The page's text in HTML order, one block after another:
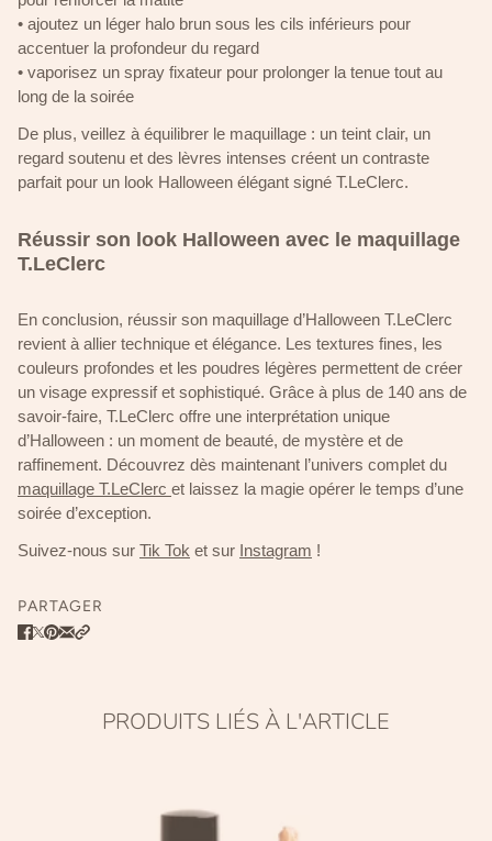
• ajoutez un léger halo brun sous les cils inférieurs pour
accentuer la profondeur du regard
• vaporisez un spray fixateur pour prolonger la tenue tout au
long de la soirée
De plus, veillez à équilibrer le maquillage : un teint clair, un
regard soutenu et des lèvres intenses créent un contraste
parfait pour un look Halloween élégant signé T.LeClerc.
Réussir son look Halloween avec le maquillage
T.LeClerc
En conclusion, réussir son maquillage d’Halloween T.LeClerc
revient à allier technique et élégance. Les textures fines, les
couleurs profondes et les poudres légères permettent de créer
un visage expressif et sophistiqué. Grâce à plus de 140 ans de
savoir-faire, T.LeClerc offre une interprétation unique
d’Halloween : un moment de beauté, de mystère et de
raffinement. Découvrez dès maintenant l’univers complet du
maquillage T.LeClerc et laissez la magie opérer le temps d’une
soirée d’exception.
Suivez-nous sur Tik Tok et sur Instagram !
PARTAGER
PRODUITS LIÉS À L'ARTICLE